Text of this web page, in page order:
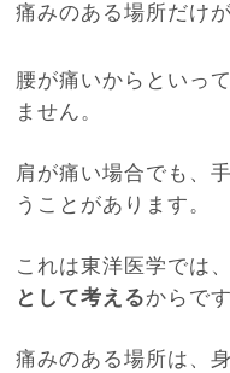
痛みのある場所だけ
腰が痛いからといっ
ません。
肩が痛い場合でも、
うことがあります。
これは東洋医学では
として考えるからです
痛みのある場所は、